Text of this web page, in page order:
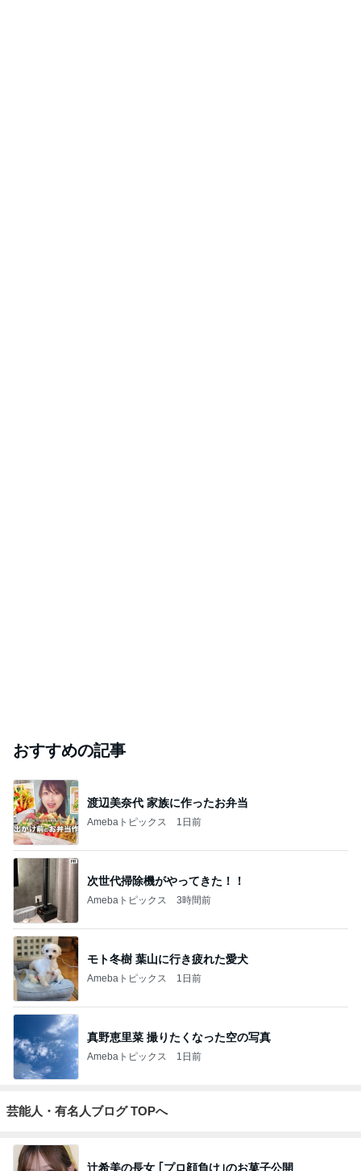
おすすめの記事
渡辺美奈代 家族に作ったお弁当
Amebaトピックス 1日前
次世代掃除機がやってきた！！
Amebaトピックス 3時間前
モト冬樹 葉山に行き疲れた愛犬
Amebaトピックス 1日前
真野恵里菜 撮りたくなった空の写真
Amebaトピックス 1日前
芸能人・有名人ブログ TOPへ
辻希美の長女 ｢プロ顔負け｣のお菓子公開